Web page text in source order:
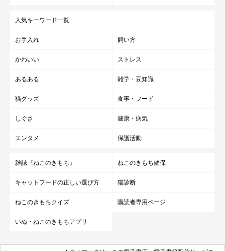
人気キーワード一覧
お手入れ 飼い方
かわいい ストレス
あるある 雑学・豆知識
猫グッズ 食事・フード
しぐさ 健康・病気
エンタメ 保護活動
雑誌『ねこのきもち』 ねこのきもち健保
キャットフードの正しい選び方 猫診断
ねこのきもちクイズ 購読者専用ページ
いぬ・ねこのきもちアプリ